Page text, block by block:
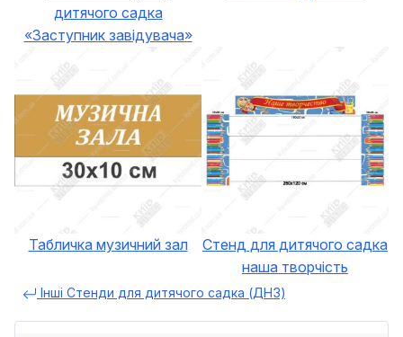
дитячого садка
«Заступник завідувача»
Табличка музичний зал
Стенд для дитячого садка
наша творчість
Інші Стенди для дитячого садка (ДНЗ)